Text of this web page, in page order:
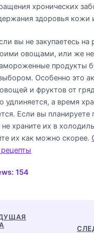
хронических
здоровья кожи
вы не закупаетесь на
овощами, или же
продукты
Особенно это
и фруктов от
удлиняется, а время
Если вы планируете
храните их в
их как можно скорее.
рецепты
154